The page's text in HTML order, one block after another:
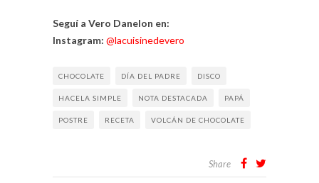
Seguí a Vero Danelon en:
Instagram: @lacuisinedevero
CHOCOLATE DÍA DEL PADRE DISCO
HACELA SIMPLE NOTA DESTACADA PAPÁ
POSTRE RECETA VOLCÁN DE CHOCOLATE
Share